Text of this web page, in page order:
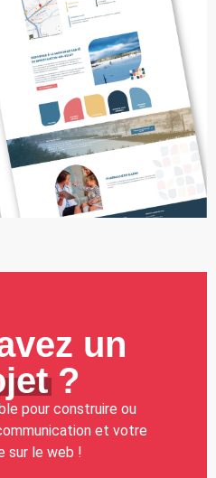
un
?
pour construire ou
et votre
sur le web !